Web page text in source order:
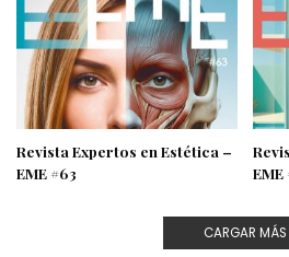
Revista Expertos en Estética –
EME #63
EME
CARGAR MÁS